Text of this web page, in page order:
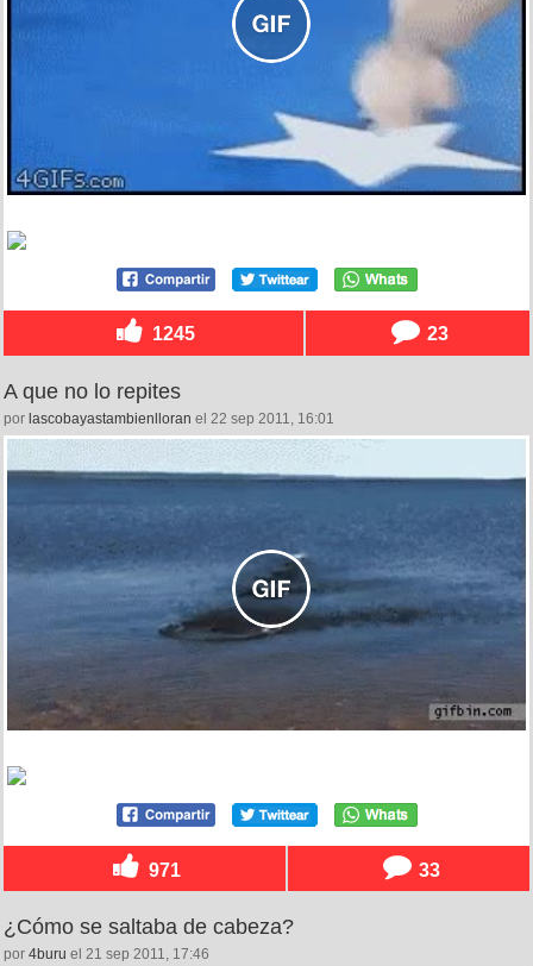
1245 23
A que no lo repites
por lascobayastambienlloran el 22 sep 2011, 16:01
971 33
¿Cómo se saltaba de cabeza?
por 4buru el 21 sep 2011, 17:46